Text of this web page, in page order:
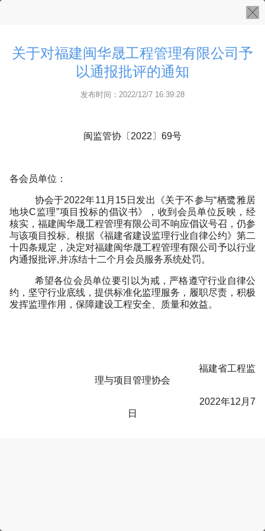
关于对福建闽华晟工程管理有限公司予
以通报批评的通知
发布时间：2022/12/7 16:39:28
闽监管协 〔 2022〕69号
各会员单位：
协会于2022年11月15日发出《关于不参与“栖鹭雅居
地块C监理”项目投标的倡议书》，收到会员单位反映，经
核实，福建闽华晟工程管理有限公司不响应倡议号召，仍参
与该项目投标。根据《福建省建设监理行业自律公约》第二
十四条规定，决定对福建闽华晟工程管理有限公司 予以行业
内通报批评,并冻结十二个月会员服务系统处罚。
希望各位会员单位要引以为戒，严格遵守行业自律公
约，坚守行业底线，提供标准化监理服务，履职尽责，积极
发挥监理作用，保障建设工程安全、质量和效益。
福建省工程监
理与项目管理协会
2022年12月7
日